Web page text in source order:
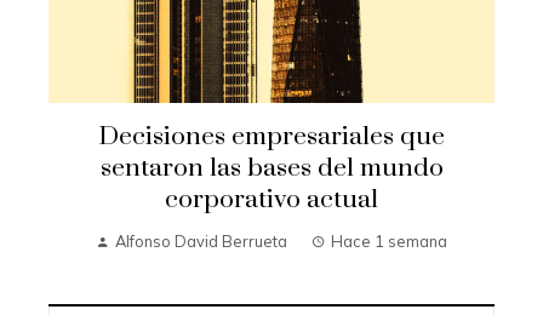
Decisiones empresariales que
sentaron las bases del mundo
corporativo actual
Alfonso David Berrueta Hace 1 semana